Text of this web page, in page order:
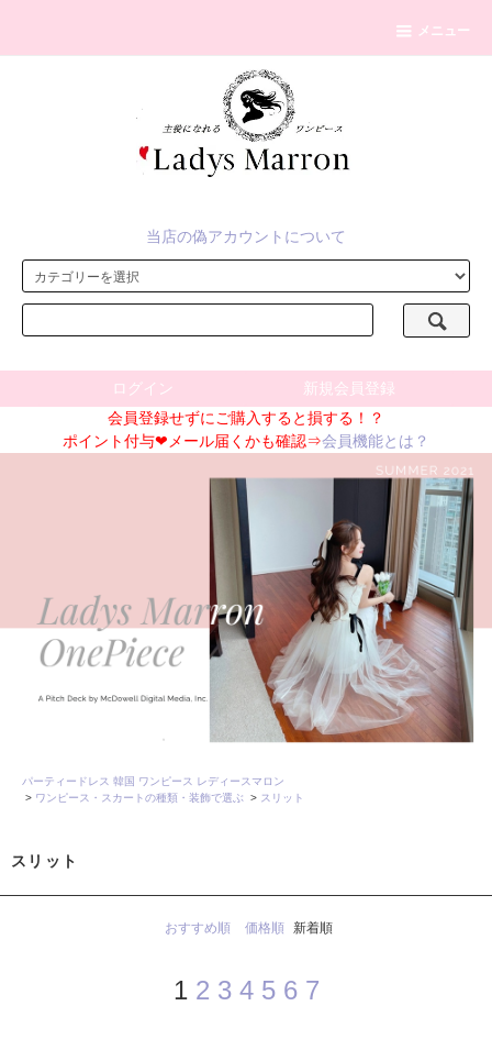
メニュー
当店の偽アカウントについて
ログイン
新規会員登録
会員登録せずにご購入すると損する！？
ポイント付与❤メール届くかも確認⇒会員機能とは？
パーティードレス 韓国 ワンピース レディースマロン
> ワンピース・スカートの種類・装飾で選ぶ > スリット
スリット
おすすめ順 価格順 新着順
1 2 3 4 5 6 7